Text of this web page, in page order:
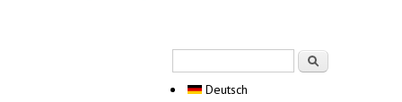
Deutsch